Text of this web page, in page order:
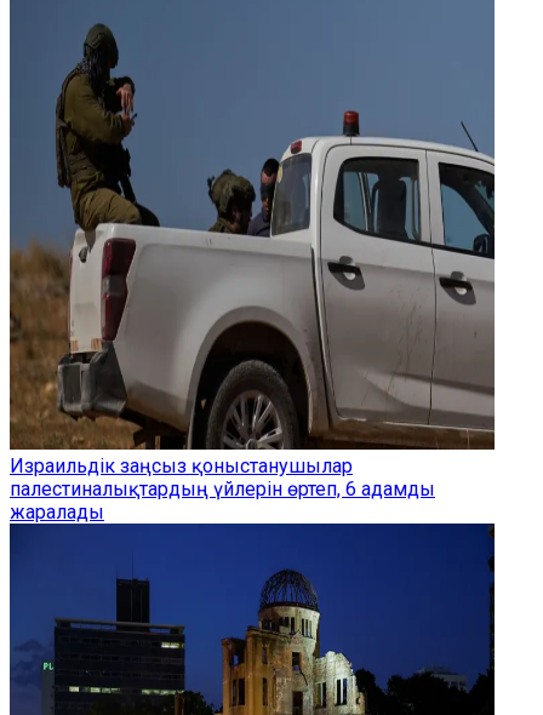
Израильдік заңсыз қоныстанушылар
палестиналықтардың үйлерін өртеп, 6 адамды
жаралады